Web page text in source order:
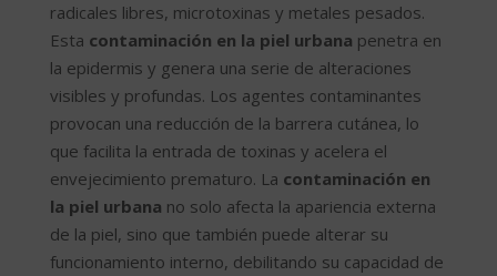
radicales libres, microtoxinas y metales pesados.
Esta contaminación en la piel urbana penetra en
la epidermis y genera una serie de alteraciones
visibles y profundas. Los agentes contaminantes
provocan una reducción de la barrera cutánea, lo
que facilita la entrada de toxinas y acelera el
envejecimiento prematuro. La contaminación en
la piel urbana no solo afecta la apariencia externa
de la piel, sino que también puede alterar su
funcionamiento interno, debilitando su capacidad de